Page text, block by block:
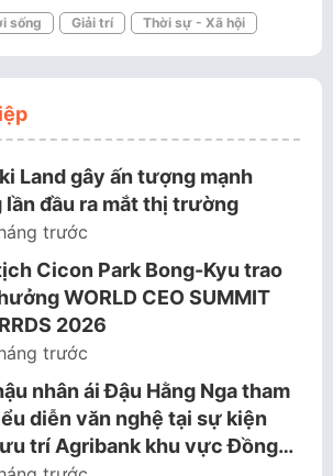
sống Giải trí Thời sự - Xã hội
Land gây ấn tượng mạnh
lần đầu ra mắt thị trường
trước
Cicon Park Bong-Kyu trao
WORLD CEO SUMMIT
2026
trước
nhân ái Đậu Hằng Nga tham
diễn văn nghệ tại sự kiện
trí Agribank khu vực Đồng…